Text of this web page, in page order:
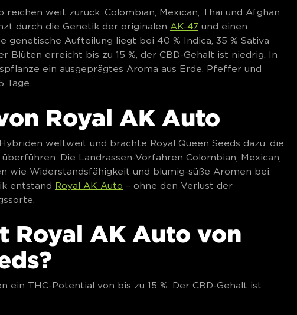
reichen weit zurück: Colombian, Mexican, Thai und Afghan
durch die Genetik der originalen AK-47 und einen
genetische Aufteilung liegt bei 40 % Indica, 35 % Sativa
Blüten erreicht bis zu 15 %, der CBD-Gehalt ist niedrig. In
ein ausgeprägtes Aroma aus Erde, Pfeffer und
Tage.
Royal AK Auto
weltweit und brachte Royal Queen Seeds dazu, die
Die Landrassen-Vorfahren Colombian, Mexican,
wie Widerstandsfähigkeit und blumig-süße Aromen bei.
entstand Royal AK Auto – ohne den Verlust der
Royal AK Auto von
ein THC-Potential von bis zu 15 %. Der CBD-Gehalt ist